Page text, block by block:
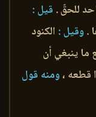
للحقّ . قيل :
.وقيل : الكنود
ما ينبغي أن
قطعه ،ومنه قول